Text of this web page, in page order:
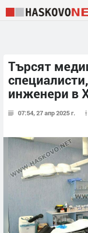
Търсят
инженери в
07:54, 27 апр 2025 г.